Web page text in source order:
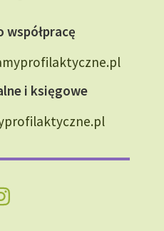
współpracę
i księgowe